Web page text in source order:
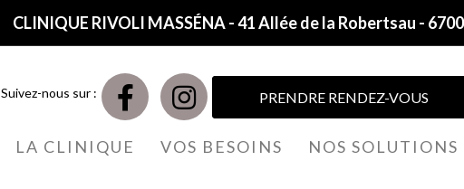
CLINIQUE RIVOLI MASSÉNA - 41 Allée de la Robertsau -
Suivez-nous sur : PRENDRE RENDEZ-VOUS
LA CLINIQUE VOS BESOINS NOS SOLUTIONS